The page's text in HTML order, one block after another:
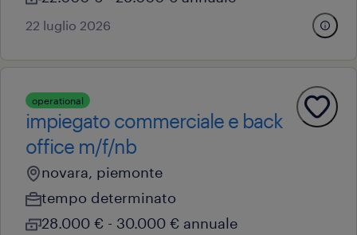
22 luglio 2026
operational
impiegato commerciale e back
office m/f/nb
novara, piemonte
tempo determinato
28.000 € - 30.000 € annuale